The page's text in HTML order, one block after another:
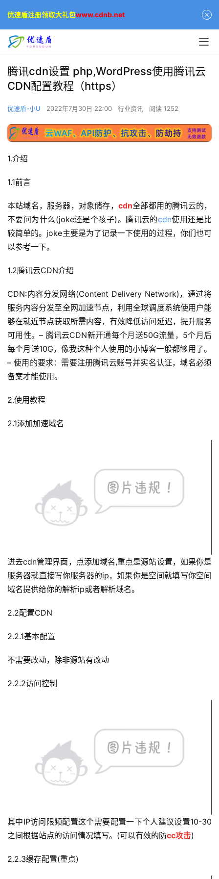
腾讯cdn设置 php,WordPress使用腾讯云
CDN配置教程（https）
优速盾-小U 2022年7月30日 22:00 行业资讯 阅读 1252
1.介绍
1.1前言
本站域名，服务器，对象储存， cdn全部都用的腾讯云的，
不要问为什么(joke还是个孩子)。腾讯云的cdn使用还是比
较简单的。joke主要是为了记录一下使用的过程，你们也可
以参考一下。
1.2腾讯云CDN介绍
CDN:内容分发网络(Content Delivery Network)，通过将
服务内容分发至全网加速节点，利用全球调度系统使用户能
够在就近节点获取所需内容，有效降低访问延迟，提升服务
可用性。– 腾讯云CDN新开通每个月送50G流量，5个月后
每个月送10G，像我这种个人使用的小博客一般都够用了。
– 使用的要求：需要注册腾讯云账号并实名认证，域名必须
备案才能使用。
2.使用教程
2.1添加加速域名
进去cdn管理界面，点添加域名,重点是源站设置，如果你是
服务器就直接写你服务器的ip，如果你是空间就填写你空间
域名提供给你的解析ip或者解析域名。
2.2配置CDN
2.2.1基本配置
不需要改动，除非源站有改动
2.2.2访问控制
其中IP访问限频配置这个需要配置一下个人建议设置10-30
之间根据站点的访问情况填写。(可以有效的防cc攻击)
2.2.3缓存配置(重点)
优速盾注册领取大礼包www.cdnb.net